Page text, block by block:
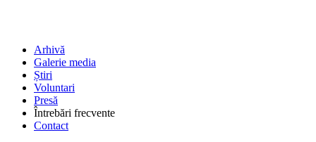
Arhivă
Galerie media
Știri
Voluntari
Presă
Întrebări frecvente
Contact